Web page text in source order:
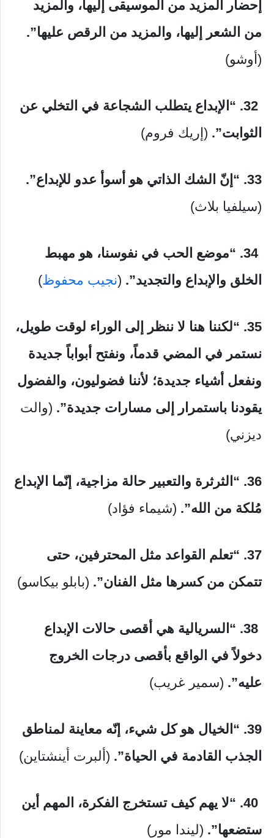
إحضار المزيد من الموسيقى إليها، والمزيد
من الشعر إليها، والمزيد من الرقص عليها”.
(أوشو)
“الإبداع يتطلب الشجاعة في التخلي عن
الثوابت”. (إريك فروم)
33. “إنّ الشك الذاتي هو أسوأ عدو للإبداع”.
(سيلفيا بلاث)
34.
“موضع الحب في نفوسنا، هو مهبط
الخلق والإبداع والتجديد”. (نجيب محفوظ)
35. “لكننا هنا لا ننظر إلى الوراء لوقت طويل،
نستمر في المضي قدماً، ونفتح أبواباً جديدة
ونفعل أشياء جديدة؛ لأننا فضوليون، والفضول
يقودنا باستمرار إلى مسارات جديدة”. (والت
ديزني)
36. “الثرثرة والتعبير حالة مزاجية، إنّما الإبداع
مُلكة من الله”. (شيماء فؤاد)
37. “تعلم القواعد مثل المحترفين، حتى
تتمكن من كسرها مثل الفنان”. (بابلو بيكاسو)
“السريالية هي أقصى حالات الإبداع
دخولاً في الواقع بأقصى درجات الخروج
عليه”. (سمير غريب)
39. “الخيال هو كل شيء، إنّه معاينة لمناطق
الجذب القادمة في الحياة”. (ألبرت أينشتاين)
“لا يهم كيف تستخرج الفكرة، المهم أين
ستضعها”. (ليندا مور)